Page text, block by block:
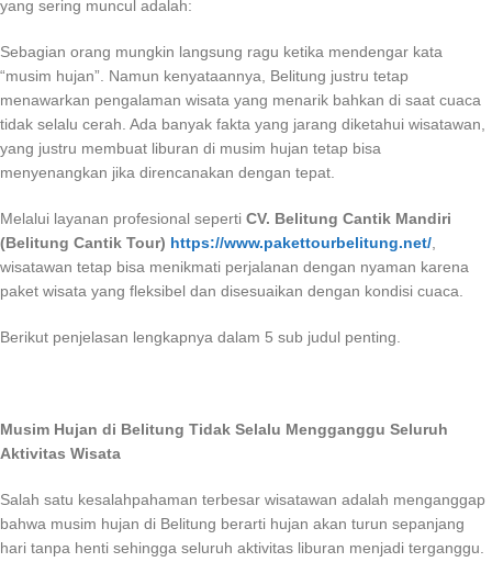
yang sering muncul adalah:
Sebagian orang mungkin langsung ragu ketika mendengar kata
“musim hujan”. Namun kenyataannya, Belitung justru tetap
menawarkan pengalaman wisata yang menarik bahkan di saat cuaca
tidak selalu cerah. Ada banyak fakta yang jarang diketahui wisatawan,
yang justru membuat liburan di musim hujan tetap bisa
menyenangkan jika direncanakan dengan tepat.
Melalui layanan profesional seperti CV. Belitung Cantik Mandiri
(Belitung Cantik Tour) https://www.pakettourbelitung.net/,
wisatawan tetap bisa menikmati perjalanan dengan nyaman karena
paket wisata yang fleksibel dan disesuaikan dengan kondisi cuaca.
Berikut penjelasan lengkapnya dalam 5 sub judul penting.
Musim Hujan di Belitung Tidak Selalu Mengganggu Seluruh
Aktivitas Wisata
Salah satu kesalahpahaman terbesar wisatawan adalah menganggap
bahwa musim hujan di Belitung berarti hujan akan turun sepanjang
hari tanpa henti sehingga seluruh aktivitas liburan menjadi terganggu.